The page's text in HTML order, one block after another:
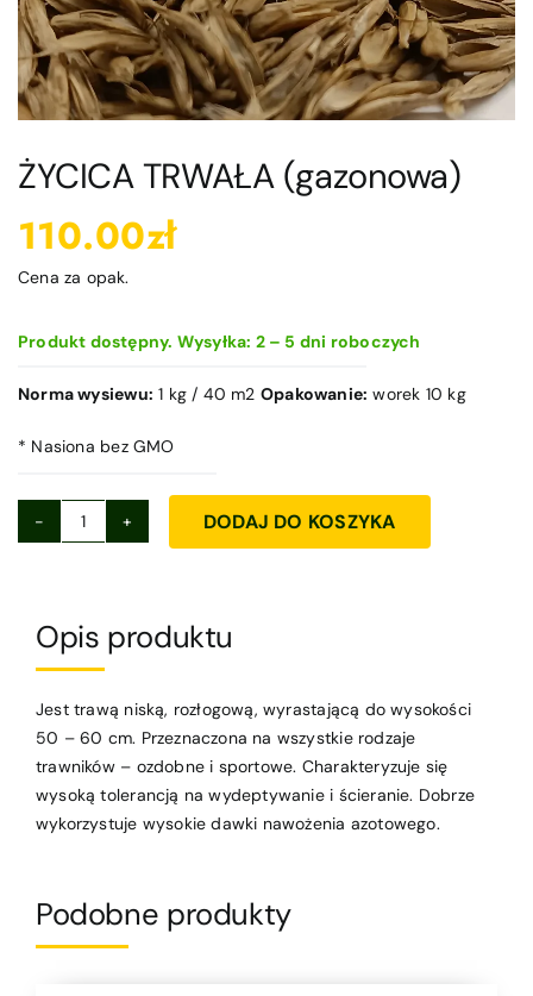
Blog
Kontakt
Moje konto
Koszyk
ŻYCICA TRWAŁA (gazonowa)
110.00zł
Cena za opak.
Produkt dostępny. Wysyłka: 2 – 5 dni roboczych
Norma wysiewu: 1 kg / 40 m2 Opakowanie: worek 10 kg
* Nasiona bez GMO
ilość
(gazonowa)
DODAJ DO KOSZYKA
Opis produktu
Jest trawą niską, rozłogową, wyrastającą do wysokości
50 – 60 cm. Przeznaczona na wszystkie rodzaje
trawników – ozdobne i sportowe. Charakteryzuje się
wysoką tolerancją na wydeptywanie i ścieranie. Dobrze
wykorzystuje wysokie dawki nawożenia azotowego.
Podobne produkty